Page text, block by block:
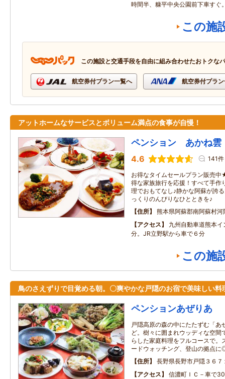
時間半、糠平中央公園前下車すぐ
この施
この施設と交通手段を自由に組み合わせたおトクな
航空券付プラン一覧へ 航空券付プラ
アットホームなサービスとボリューム満点の食事が自慢！
ペンション あかね雲
4.6 141件
お得なタイムセールプラン販売
得な家族旅行を応援！すべて手作
理でおもてなし♪静かな阿蘇が誇
っくりのんびりなひとときを♪
住所
熊本県阿蘇郡南阿蘇村河
アクセス
九州自動車道熊本
分。JR立野駅から車で６分
この施
鳥のさえずりで目覚める朝。〇爽やかな戸隠のお宿で美味しい料
ペンションあぜりあ
戸隠高原の森の中にたたずむ「あ
ど。樹々に囲まれウッディな空間
らした家庭料理をフルコースで。
ードウォッチング、登山の拠点
住所
長野県長野市戸隠３６７
アクセス
信濃町ＩＣ－車で